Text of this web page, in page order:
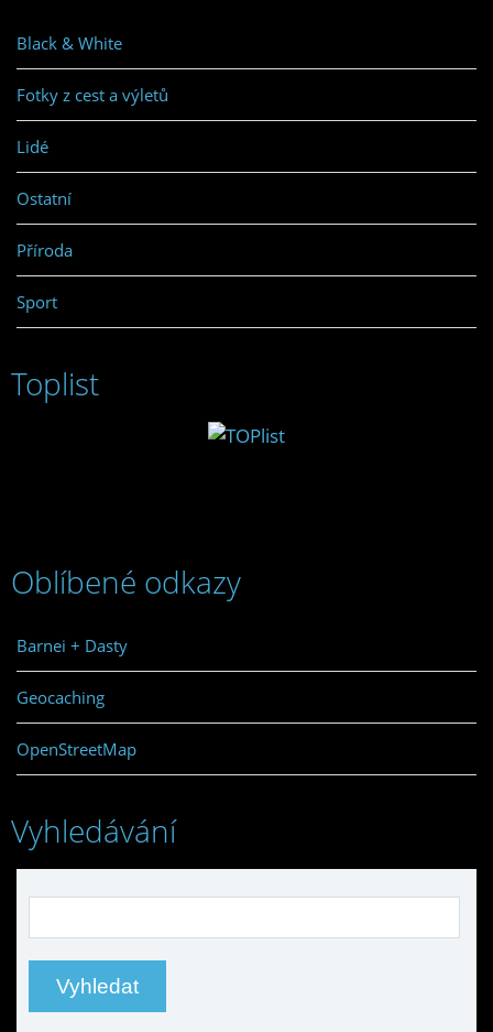
Black & White
Fotky z cest a výletů
Lidé
Ostatní
Příroda
Sport
Toplist
Oblíbené odkazy
Barnei + Dasty
Geocaching
OpenStreetMap
Vyhledávání